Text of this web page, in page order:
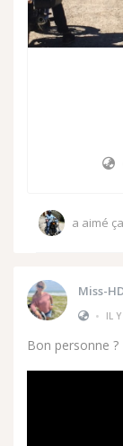
a aimé ça
Miss-
•
IL
Bon personne